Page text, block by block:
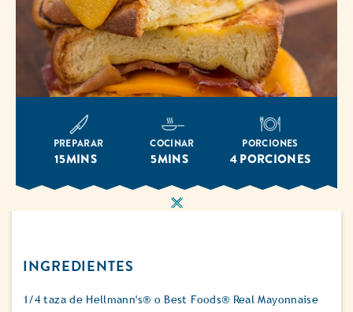
PREPARAR
15MINS
COCINAR
5MINS
PORCIONES
4 PORCIONES
INGREDIENTES
1/4 taza de Hellmann's® o Best Foods® Real Mayonnaise